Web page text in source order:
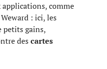
applications, comme
: ici, les
petits gains,
des cartes